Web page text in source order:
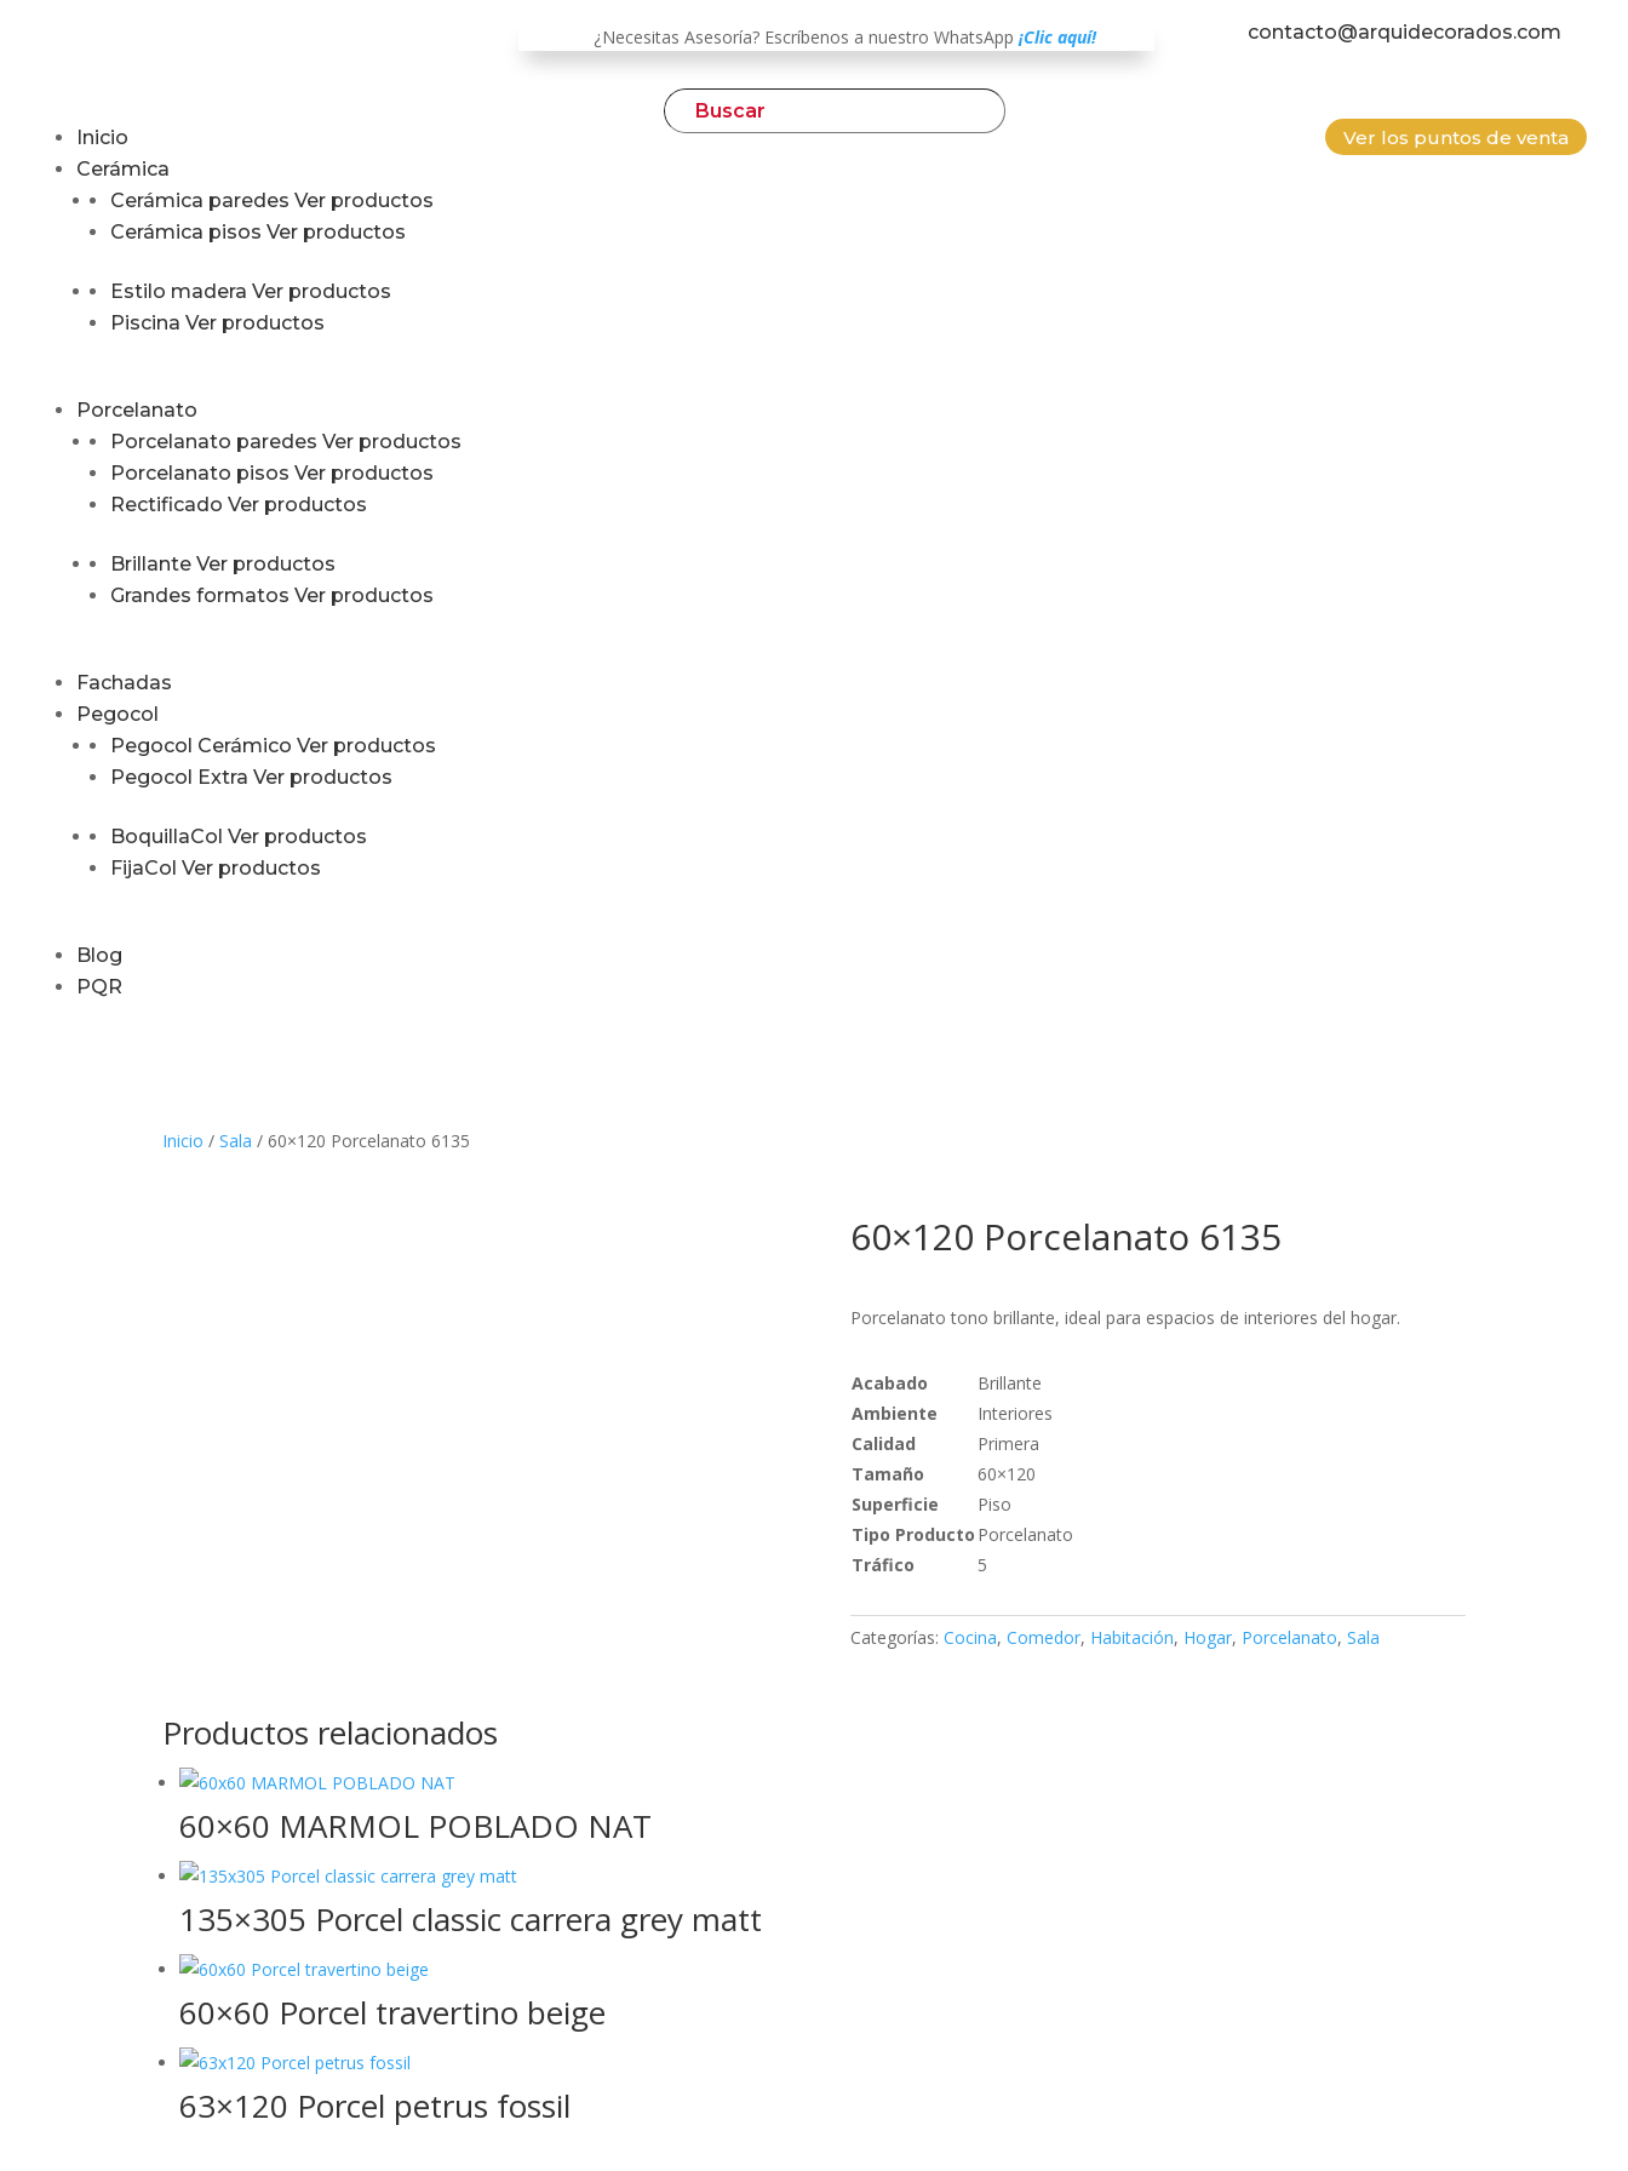
¿Necesitas Asesoría? Escríbenos a nuestro WhatsApp¡Clic aquí! contacto@arquidecorados.com
Inicio
Cerámica
Cerámica paredes Ver productos
Cerámica pisos Ver productos
Estilo madera Ver productos
Piscina Ver productos
Porcelanato
Porcelanato paredes Ver productos
Porcelanato pisos Ver productos
Rectificado Ver productos
Brillante Ver productos
Grandes formatos Ver productos
Fachadas
Pegocol
Pegocol Cerámico Ver productos
Pegocol Extra Ver productos
BoquillaCol Ver productos
FijaCol Ver productos
Blog
PQR
Ver los puntos de venta
Inicio /Sala / 60×120 Porcelanato 6135
60×120 Porcelanato 6135
Porcelanato tono brillante, ideal para espacios de interiores del hogar.
Acabado
Brillante
Ambiente
Interiores
Calidad
Primera
Tamaño
60×120
Superficie
Piso
Tipo Producto Porcelanato
Tráfico
5
Categorías: Cocina, Comedor, Habitación, Hogar, Porcelanato, Sala
Productos relacionados
60×60 MARMOL POBLADO NAT
135×305 Porcel classic carrera grey matt
60×60 Porcel travertino beige
63×120 Porcel petrus fossil